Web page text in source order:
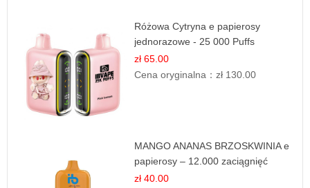
Różowa Cytryna e papierosy
jednorazowe - 25 000 Puffs
zł 65.00
Cena oryginalna：zł 130.00
MANGO ANANAS BRZOSKWINIA e
papierosy – 12.000 zaciągnięć
zł 40.00